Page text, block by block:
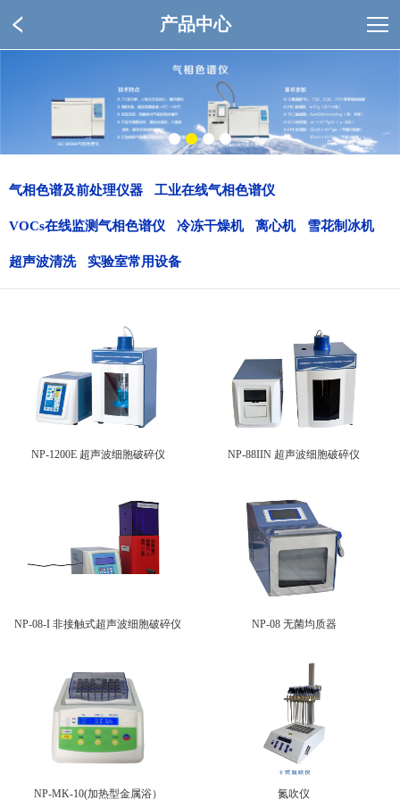
产品中心
气相色谱及前处理仪器 工业在线气相色谱仪
VOCs在线监测气相色谱仪 冷冻干燥机 离心机 雪花制冰机
超声波清洗 实验室常用设备
NP-1200E 超声波细胞破碎仪 NP-88IIN 超声波细胞破碎仪
NP-08-I 非接触式超声波细胞破碎仪 NP-08 无菌均质器
NP-MK-10(加热型金属浴） 氮吹仪